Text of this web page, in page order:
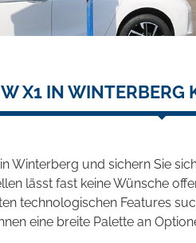
X1 IN WINTERBERG
Winterberg und sichern Sie
lässt fast keine Wünsche
technologischen Features
eine breite Palette an